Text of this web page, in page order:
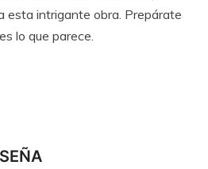
esta intrigante obra. Prepárate
lo que parece.